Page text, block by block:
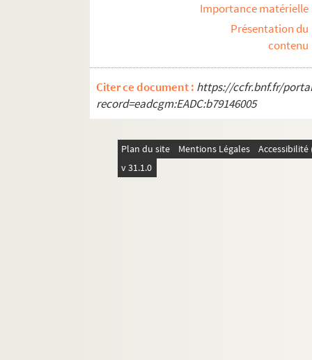
Importance matérielle
Présentation du
contenu
Citer ce document : https://ccfr.bnf.fr/
record=eadcgm:EADC:b79146005
Plan du site Mentions Légales
v 31.1.0